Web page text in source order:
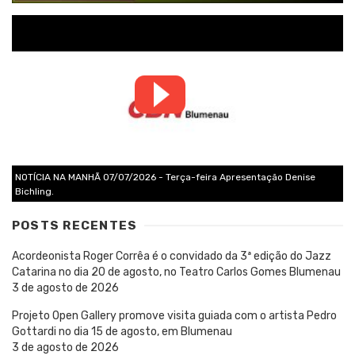
NOTÍCIA NA MANHÃ 07/07/2026 - Terça-feira Apresentação Denise
Bichling.
POSTS RECENTES
Acordeonista Roger Corrêa é o convidado da 3ª edição do Jazz
Catarina no dia 20 de agosto, no Teatro Carlos Gomes Blumenau
3 de agosto de 2026
Projeto Open Gallery promove visita guiada com o artista Pedro
Gottardi no dia 15 de agosto, em Blumenau
3 de agosto de 2026